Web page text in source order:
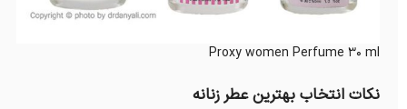
Proxy women Perfume 30 ml
نکات انتخاب بهترین عطر زنانه